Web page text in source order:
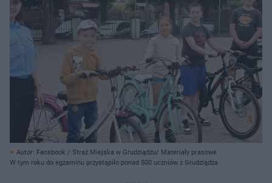
Autor: Facebook / Straż Miejska w Grudziądzu/ Materiały prasowe
W tym roku do egzaminu przystąpiło ponad 500 uczniów z Grudziądza